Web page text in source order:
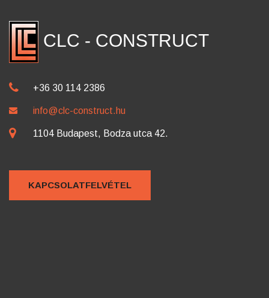
CLC - CONSTRUCT
+36 30 114 2386
info@clc-construct.hu
1104 Budapest, Bodza utca 42.
KAPCSOLATFELVÉTEL